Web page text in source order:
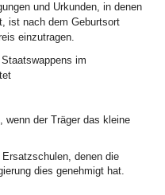
und Urkunden, in denen
ist nach dem Geburtsort
einzutragen.
im
wenn der Träger das kleine
denen die
dies genehmigt hat.